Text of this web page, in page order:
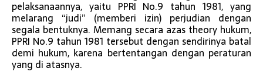
pelaksanaannya, yaitu PPRI No.9 tahun 1981, yang
melarang “judi” (memberi izin) perjudian dengan
segala bentuknya. Memang secara azas theory hukum,
PPRI No.9 tahun 1981 tersebut dengan sendirinya batal
demi hukum, karena bertentangan dengan peraturan
yang di atasnya.